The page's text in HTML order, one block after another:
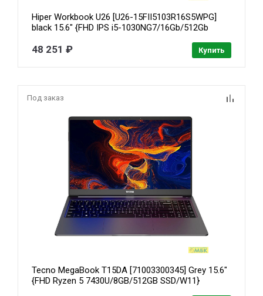
Hiper Workbook U26 [U26-15FII5103R16S5WPG]
black 15.6" {FHD IPS i5-1030NG7/16Gb/512Gb
48 251 ₽ Купить
Под заказ
Tecno MegaBook T15DA [71003300345] Grey 15.6"
{FHD Ryzen 5 7430U/8GB/512GB SSD/W11}